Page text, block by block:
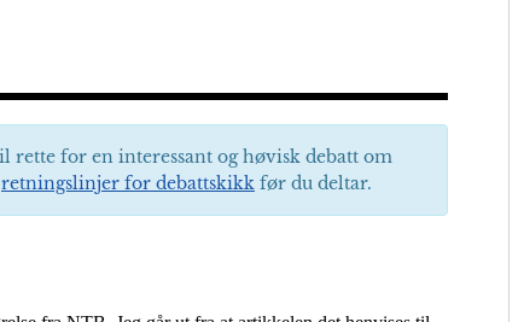
rette for en interessant og høvisk debatt om
retningslinjer for debattskikk før du deltar.